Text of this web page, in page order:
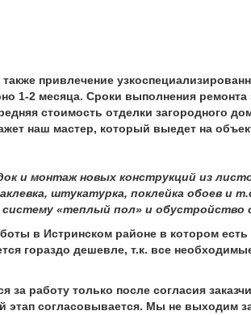
привлечение
1-2 месяца. Сроки выполнения
стоимость отделки загородного
наш мастер, который выедет на
и монтаж новых конструкций из
штукатурка, поклейка обоев и
систему «теплый пол» и обустройство
в Истринском районе в котором
гораздо дешевле, т.к. все
работу только после согласия
этап согласовывается. Мы не выходим